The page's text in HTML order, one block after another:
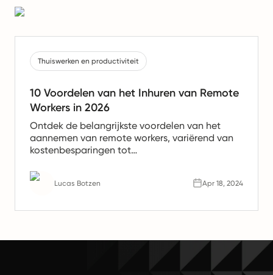
Thuiswerken en productiviteit
10 Voordelen van het Inhuren van Remote
Workers in 2026
Ontdek de belangrijkste voordelen van het
aannemen van remote workers, variërend van
kostenbesparingen tot
remote teams de toekomst van werk zijn.
Lucas Botzen Apr 18, 2024